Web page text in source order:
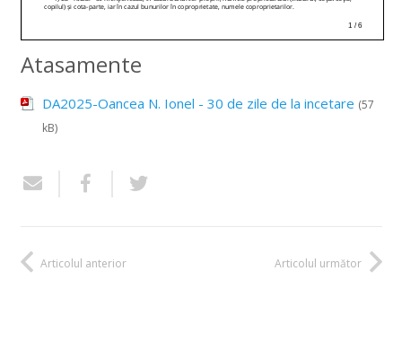
Atasamente
DA2025-Oancea N. Ionel - 30 de zile de la incetare (57
kB)
Articolul anterior Articolul următor